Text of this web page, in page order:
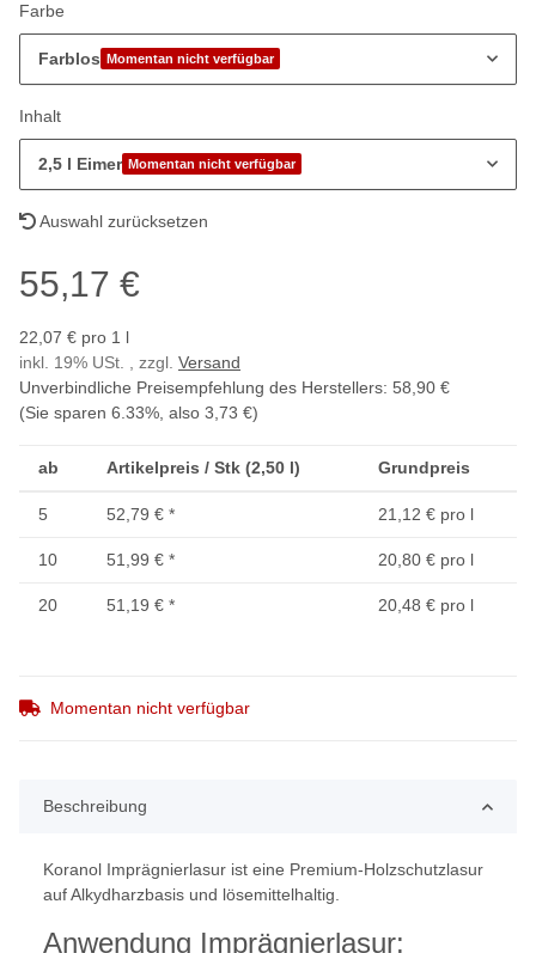
Farbe
Farblos Momentan nicht verfügbar
Inhalt
2,5 l Eimer Momentan nicht verfügbar
Auswahl zurücksetzen
55,17 €
22,07 € pro 1 l
inkl. 19% USt. , zzgl. Versand
Unverbindliche Preisempfehlung des Herstellers: 58,90 €
(Sie sparen 6.33% , also 3,73 €)
ab Artikelpreis / Stk (2,50 l) Grundpreis
5 52,79 € * 21,12 € pro l
10 51,99 € * 20,80 € pro l
20 51,19 € * 20,48 € pro l
Momentan nicht verfügbar
Beschreibung
Koranol Imprägnierlasur ist eine Premium-Holzschutzlasur
auf Alkydharzbasis und lösemittelhaltig.
Anwendung Imprägnierlasur: